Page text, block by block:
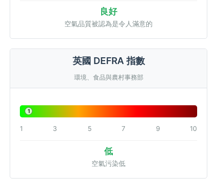
良好
空氣品質被認為是令人滿意的
英國 DEFRA 指數
環境、食品與農村事務部
1
1 3 5 7 9 10
低
空氣污染低